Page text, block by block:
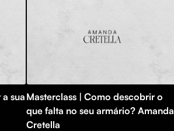
sua Masterclass | Como descobrir o
que falta no seu armário? Amanda
Cretella